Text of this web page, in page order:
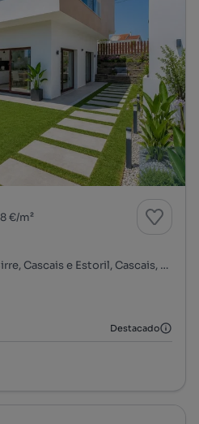
€/m²
Rua das Papoilas, Areia - Birre, Cascais e Estoril, Cascais, Lisboa
Destacado